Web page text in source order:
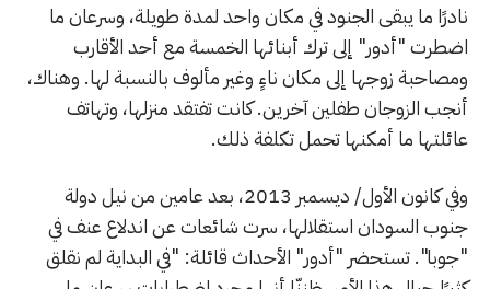
نادرًا ما يبقى الجنود في مكان واحد لمدة طويلة، وسرعان ما
اضطرت "أدور" إلى ترك أبنائها الخمسة مع أحد الأقارب
ومصاحبة زوجها إلى مكان ناءٍ وغير مألوف بالنسبة لها. وهناك،
أنجب الزوجان طفلين آخرين. كانت تفتقد منزلها، وتهاتف
عائلتها ما أمكنها تحمل تكلفة ذلك.
وفي كانون الأول/ ديسمبر 2013، بعد عامين من نيل دولة
جنوب السودان استقلالها، سرت شائعات عن اندلاع عنف في
"جوبا". تستحضر "أدور" الأحداث قائلة: "في البداية لم نقلق